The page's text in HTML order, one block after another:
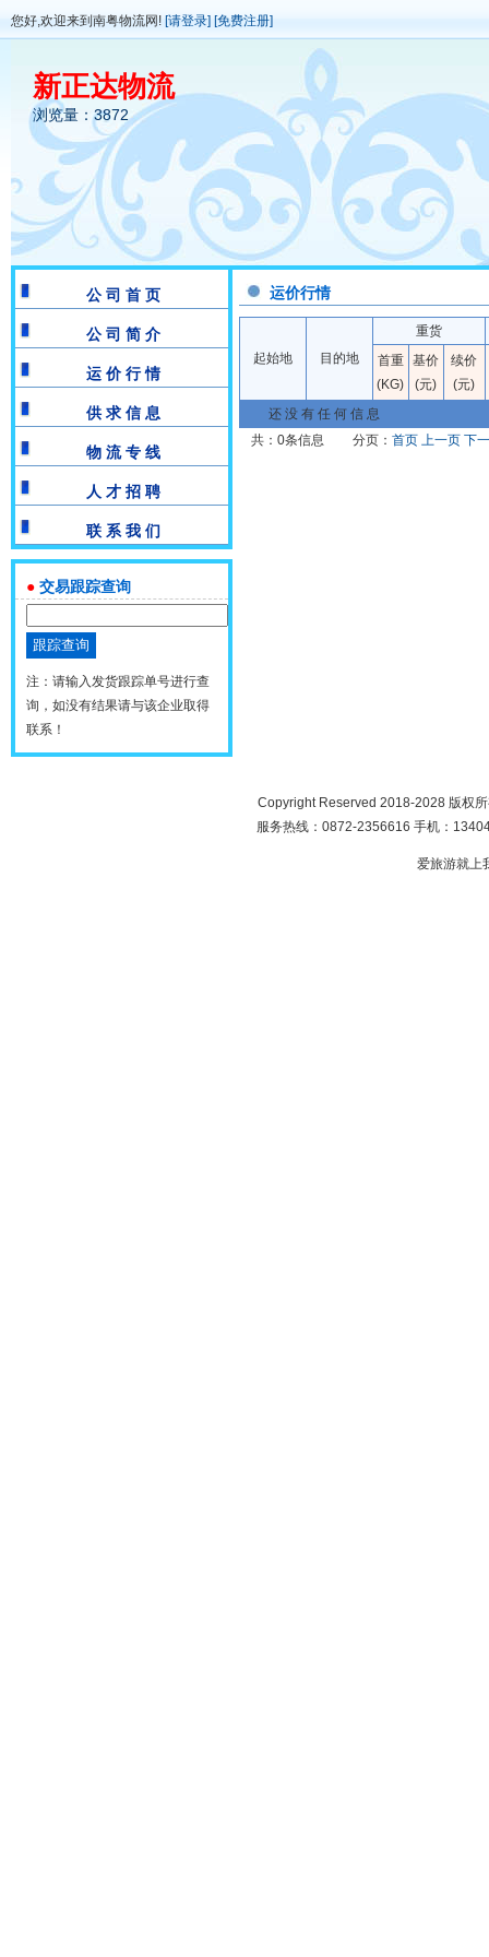
您好,欢迎来到南粤物流网! [请登录] [免费注册]
新正达物流
浏览量：3872
公 司 首 页
公 司 简 介
运 价 行 情
供 求 信 息
物 流 专 线
人 才 招 聘
联 系 我 们
● 交易跟踪查询
注：请输入发货跟踪单号进行查
询，如没有结果请与该企业取得
联系！
运价行情
起始地 目的地
重货
首重
(KG)
基价
(元)
续价
(元)
还 没 有 任 何 信 息
共：0条信息
分页： 首页 上一页 下
Copyright Reserved 2018-2028 版权
服务热线：0872-2356616 手机：
爱旅游就上